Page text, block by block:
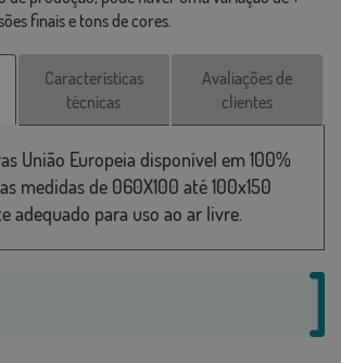
finais e tons de cores.
Características
técnicas
Avaliações de
clientes
União Europeia disponível em 100%
medidas de 060X100 até 100x150
adequado para uso ao ar livre.